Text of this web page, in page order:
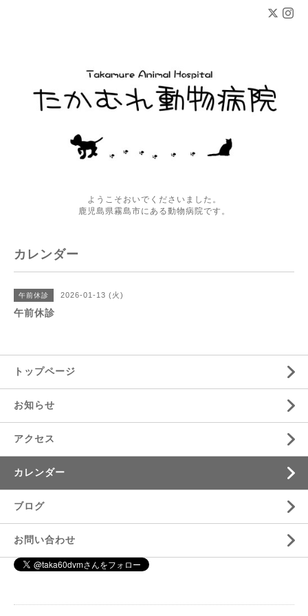
ようこそおいでくださいました。
鹿児島県霧島市にある動物病院です。
カレンダー
午前休診 2026-01-13 (火)
午前休診
トップページ
お知らせ
アクセス
カレンダー
ブログ
お問い合わせ